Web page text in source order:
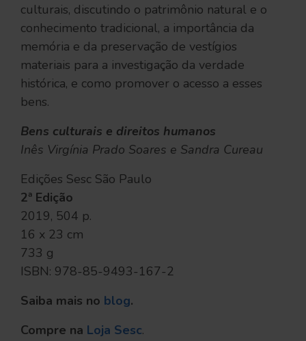
culturais, discutindo o patrimônio natural e o
conhecimento tradicional, a importância da
memória e da preservação de vestígios
materiais para a investigação da verdade
histórica, e como promover o acesso a esses
bens.
Bens culturais e direitos humanos
Inês Virgínia Prado Soares e Sandra Cureau
Edições Sesc São Paulo
2ª Edição
2019, 504 p.
16 x 23 cm
733 g
ISBN: 978-85-9493-167-2
Saiba mais no blog.
Compre na Loja Sesc.